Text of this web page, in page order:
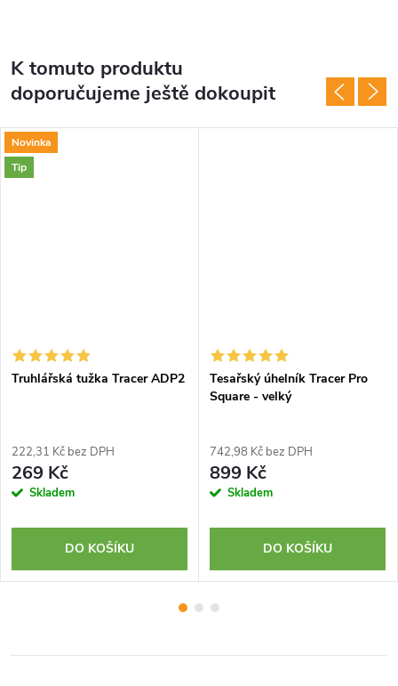
K tomuto produktu
doporučujeme ještě dokoupit
Novinka
Tip
Truhlářská tužka Tracer ADP2
222,31 Kč bez DPH
269 Kč
Skladem
DO KOŠÍKU
Tesařský úhelník Tracer Pro
Square - velký
742,98 Kč bez DPH
899 Kč
Skladem
DO KOŠÍKU